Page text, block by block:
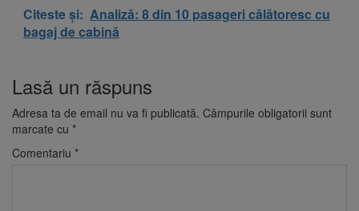
Citeste și: Analiză: 8 din 10 pasageri călătoresc cu
bagaj de cabină
Lasă un răspuns
Adresa ta de email nu va fi publicată. Câmpurile obligatorii sunt
marcate cu *
Comentariu *